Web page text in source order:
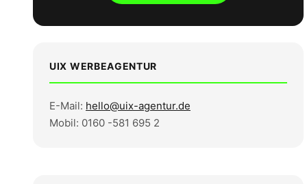
UIX WERBEAGENTUR
E-Mail: hello@uix-agentur.de
Mobil: 0160 -581 695 2